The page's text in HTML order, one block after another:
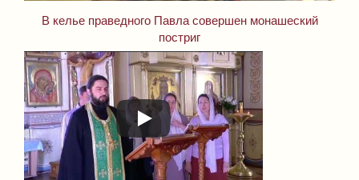
В келье праведного Павла совершен монашеский
постриг